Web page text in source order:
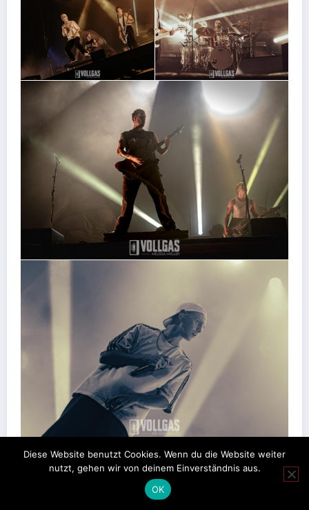
Diese Website benutzt Cookies. Wenn du die Website weiter
nutzt, gehen wir von deinem Einverständnis aus.
OK